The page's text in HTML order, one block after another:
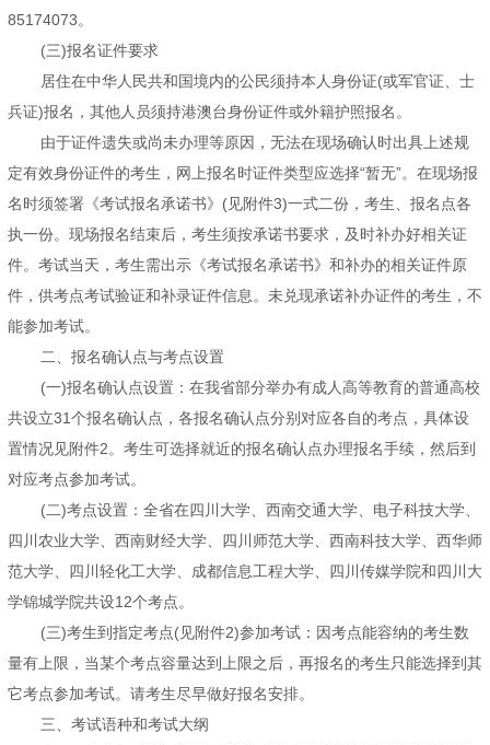
85174073。
(三)报名证件要求
居住在中华人民共和国境内的公民须持本人身份证(或军官证、士
兵证)报名，其他人员须持港澳台身份证件或外籍护照报名。
由于证件遗失或尚未办理等原因，无法在现场确认时出具上述规
定有效身份证件的考生，网上报名时证件类型应选择“暂无”。在现场报
名时须签署《考试报名承诺书》(见附件3)一式二份，考生、报名点各
执一份。现场报名结束后，考生须按承诺书要求，及时补办好相关证
件。考试当天，考生需出示《考试报名承诺书》和补办的相关证件原
件，供考点考试验证和补录证件信息。未兑现承诺补办证件的考生，不
能参加考试。
二、报名确认点与考点设置
(一)报名确认点设置：在我省部分举办有成人高等教育的普通高校
共设立31个报名确认点，各报名确认点分别对应各自的考点，具体设
置情况见附件2。考生可选择就近的报名确认点办理报名手续，然后到
对应考点参加考试。
(二)考点设置：全省在四川大学、西南交通大学、电子科技大学、
四川农业大学、西南财经大学、四川师范大学、西南科技大学、西华师
范大学、四川轻化工大学、成都信息工程大学、四川传媒学院和四川大
学锦城学院共设12个考点。
(三)考生到指定考点(见附件2)参加考试：因考点能容纳的考生数
量有上限，当某个考点容量达到上限之后，再报名的考生只能选择到其
它考点参加考试。请考生尽早做好报名安排。
三、考试语种和考试大纲